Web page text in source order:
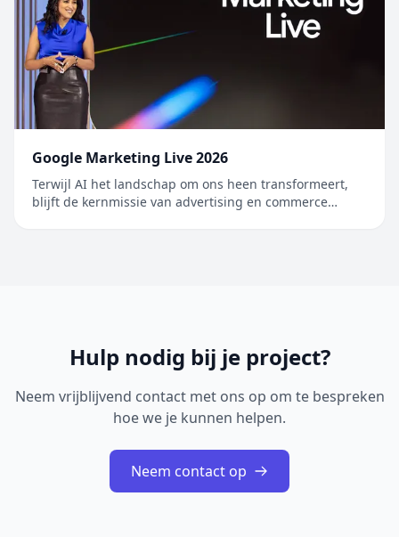
Google Marketing Live 2026
Terwijl AI het landschap om ons heen transformeert,
blijft de kernmissie van advertising en commerce
Hulp nodig bij je project?
Neem vrijblijvend contact met ons op om te bespreken
hoe we je kunnen helpen.
Neem contact op